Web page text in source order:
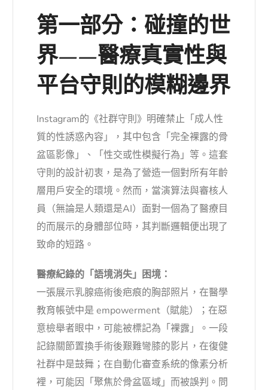
第一部分：碰撞的世
界——醫療真實性與
平台守則的模糊邊界
Instagram的《社群守則》明確禁止「成人性
質的性誘惑內容」，其中包含「完全裸露的骨
盆區影像」、「性交或性模擬行為」等。這套
守則的設計初衷，是為了營造一個對所有年齡
層用戶安全的環境。然而，當演算法與審核人
員（無論是人類還是AI）面對一個為了醫療目
的而展示的身體部位時，其判斷邏輯便出現了
致命的短路。
醫療紀錄的「語境消失」困境：
一張展示乳腺癌術後疤痕的胸部照片，在醫學
教育帳號中是 empowerment（賦能）；在惡
意檢舉者眼中，可能被標記為「裸露」。一段
記錄關節置換手術後艱難彎膝的影片，在復健
社群中是鼓舞；在自動化審查系統的像素分析
裡，可能因「聚焦於骨盆區域」而被誤判。問